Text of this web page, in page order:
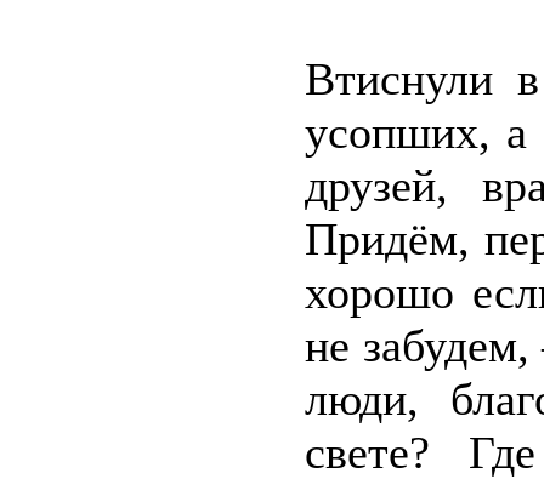
Втиснули
усопших, а
друзей,
Придём,
хорошо
не
люди,
свете?